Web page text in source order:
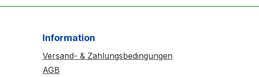
Information
Versand- & Zahlungsbedingungen
AGB